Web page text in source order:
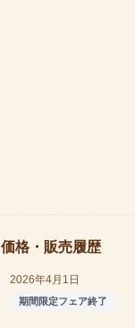
価格・販売履歴
2026年4月1日
期間限定フェア終了